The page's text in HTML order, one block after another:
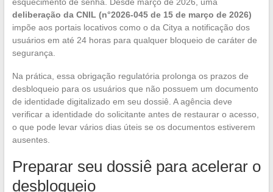
deliberação da CNIL (n°2026-045 de 15 de março de 2026)
impõe aos portais locativos como o da Citya a notificação dos
usuários em até 24 horas para qualquer bloqueio de caráter de
segurança.
Na prática, essa obrigação regulatória prolonga os prazos de
desbloqueio para os usuários que não possuem um documento
de identidade digitalizado em seu dossiê. A agência deve
verificar a identidade do solicitante antes de restaurar o acesso,
o que pode levar vários dias úteis se os documentos estiverem
ausentes.
Preparar seu dossiê para acelerar o
desbloqueio